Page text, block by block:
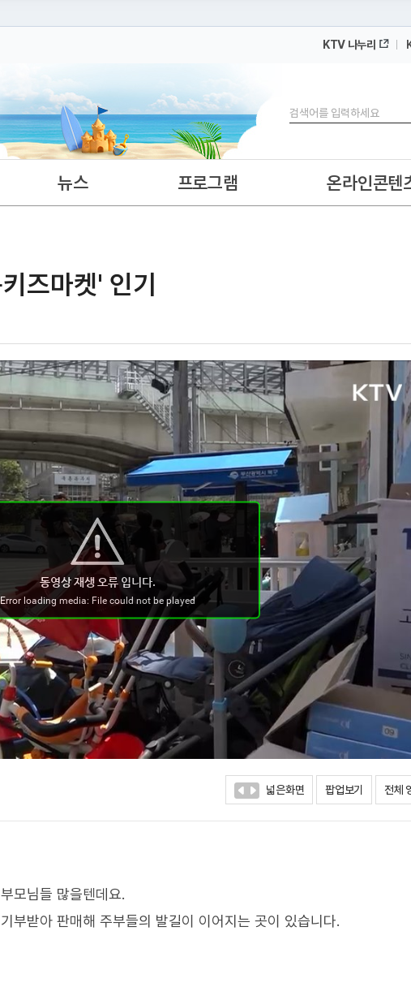
면 아래 URL에서 도메인 주소를 확인해 보세요
KTV 나누리
검색
뉴스 프로그램 온라인콘텐
즈마켓' 인기
넓은화면 팝업보기 전체
모님들 많을텐데요.
부받아 판매해 주부들의 발길이 이어지는 곳이 있습니다.